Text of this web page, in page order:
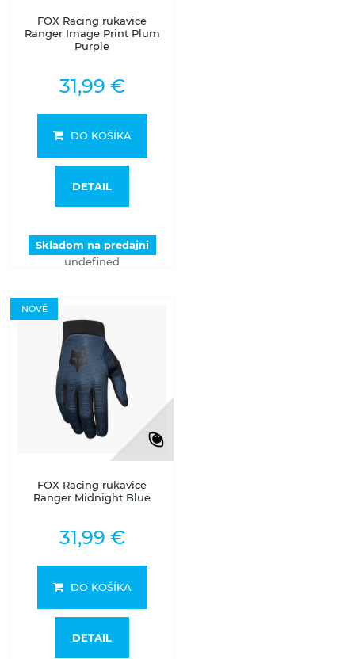
FOX Racing rukavice
Ranger Image Print Plum
Purple
31,99 €
DO KOŠÍKA
DETAIL
Skladom na predajni
undefined
NOVÉ
FOX Racing rukavice
Ranger Midnight Blue
31,99 €
DO KOŠÍKA
DETAIL